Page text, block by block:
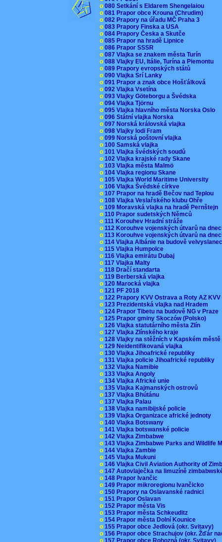
o 080 Setkání s Eldarem Shengelaiou
o 081 Prapor obce Krouna (Chrudim)
o 082 Prapory na úřadu MČ Praha 3
o 083 Prapory Finska a USA
o 084 Prapory Česka a Skutče
o 085 Prapor na hradě Lipnice
o 086 Prapor SSSR
o 087 Vlajka se znakem města Turín
o 088 Vlajky EU, Itálie, Turína a Piemontu
o 089 Prapory evropských států
o 090 Vlajka Srí Lanky
o 091 Prapor a znak obce Hošťálková
o 092 Vlajka Vsetína
o 093 Vlajky Göteborgu a Švédska
o 094 Vlajka Tjörnu
o 095 Vlajka hlavního města Norska Oslo
o 096 Státní vlajka Norska
o 097 Norská královská vlajka
o 098 Vlajky lodi Fram
o 099 Norská poštovní vlajka
o 100 Samská vlajka
o 101 Vlajka švédských soudů
o 102 Vlajka krajské rady Skane
o 103 Vlajka města Malmö
o 104 Vlajka regionu Skane
o 105 Vlajka World Maritime University
o 106 Vlajka Švédské církve
o 107 Prapor na hradě Bečov nad Teplou
o 108 Vlajka Veslařského klubu Ohře
o 109 Moravská vlajka na hradě Pernštejn
o 110 Prapor sudetských Němců
o 111 Korouhev Hradní stráže
o 112 Korouhve vojenských útvarů na
o 113 Korouhve vojenských útvarů na
o 114 Vlajka Albánie na budově
o 115 Vlajka Humpolce
o 116 Vlajka emirátu Dubaj
o 117 Vlajka Malty
o 118 Dračí standarta
o 119 Berberská vlajka
o 120 Marocká vlajka
o 121 PF 2018
o 122 Prapory KVV Ostrava a Roty AZ
o 123 Prezidentská vlajka nad Hradem
o 124 Prapor Tibetu na budově NG v Praze
o 125 Prapor gminy Skoczów (Polsko)
o 126 Vlajka statutárního města Zlín
o 127 Vlajka Zlínského kraje
o 128 Vlajky na stěžních v Kapském
o 129 Neidentifikovaná vlajka
o 130 Vlajka Jihoafrické republiky
o 131 Vlajka policie Jihoafrické republiky
o 132 Vlajka Namibie
o 133 Vlajka Angoly
o 134 Vlajka Africké unie
o 135 Vlajka Kajmanských ostrovů
o 137 Vlajka Bhútánu
o 137 Vlajka Palau
o 138 Vlajka namibijské policie
o 139 Vlajka Organizace africké jednoty
o 140 Vlajka Botswany
o 141 Vlajka botswanské policie
o 142 Vlajka Zimbabwe
o 143 Vlajka Zimbabwe Parks and Wildlife
o 144 Vlajka Zambie
o 145 Vlajka Mukuni
o 146 Vlajka Civil Aviation Authority of
o 147 Autovlaječka na limuzíně
o 148 Prapor Ivančic
o 149 Prapor mikroregionu Ivančicko
o 150 Prapory na Oslavanské radnici
o 151 Prapor Oslavan
o 152 Prapor města Vis
o 153 Prapor města Schkeuditz
o 154 Prapor města Dolní Kounice
o 155 Prapor obce Jedlová (okr. Svitavy)
o 156 Prapor obce Strachujov (okr. Žďár
o 157 Prapor obce Rohozná (okr. Svitavy)